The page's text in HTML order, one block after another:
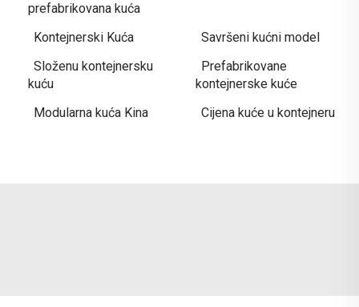
prefabrikovana kuća
Kontejnerski Kuća
Savršeni kućni model
Složenu kontejnersku
kuću
Prefabrikovane
kontejnerske kuće
Modularna kuća Kina
Cijena kuće u kontejneru